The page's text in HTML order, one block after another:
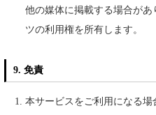
他の媒体に掲載する場合が
ツの利用権を所有します。
9. 免責
本サービスをご利用になる